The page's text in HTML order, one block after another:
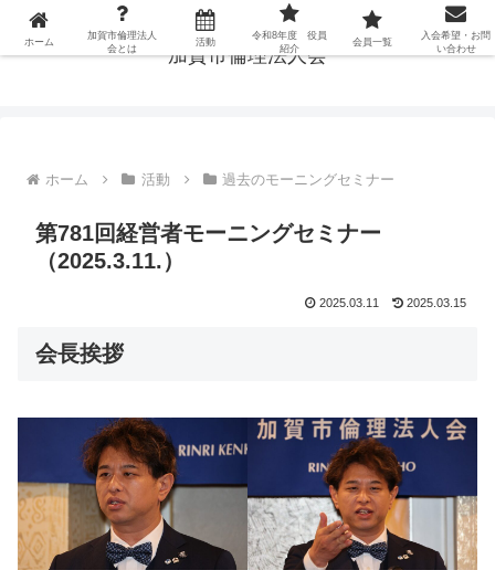
加賀市倫理法人会
ホーム 活動 過去のモーニングセミナー
第781回経営者モーニングセミナー
（2025.3.11.）
2025.03.11 2025.03.15
会長挨拶
ホーム
加賀市倫理法人
会とは
活動
令和8年度 役員
紹介
会員一覧
入会希望・お問
い合わせ